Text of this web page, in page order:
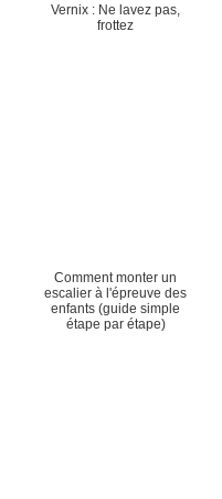
Vernix : Ne lavez pas,
frottez
Comment monter un
escalier à l'épreuve des
enfants (guide simple
étape par étape)